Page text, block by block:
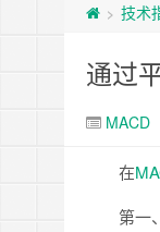
> 技术
通过
MACD
在
第一、